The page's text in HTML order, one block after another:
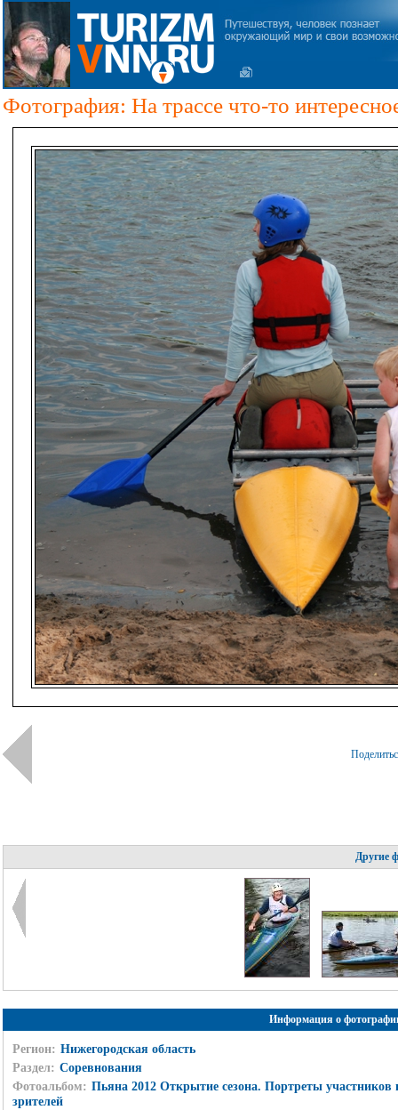
Фотография: На трассе что-то
Другие
Информация о
Регион: Нижегородская область
Раздел: Соревнования
Фотоальбом: Пьяна 2012 Открытие сезона. Портреты участников
зрителей